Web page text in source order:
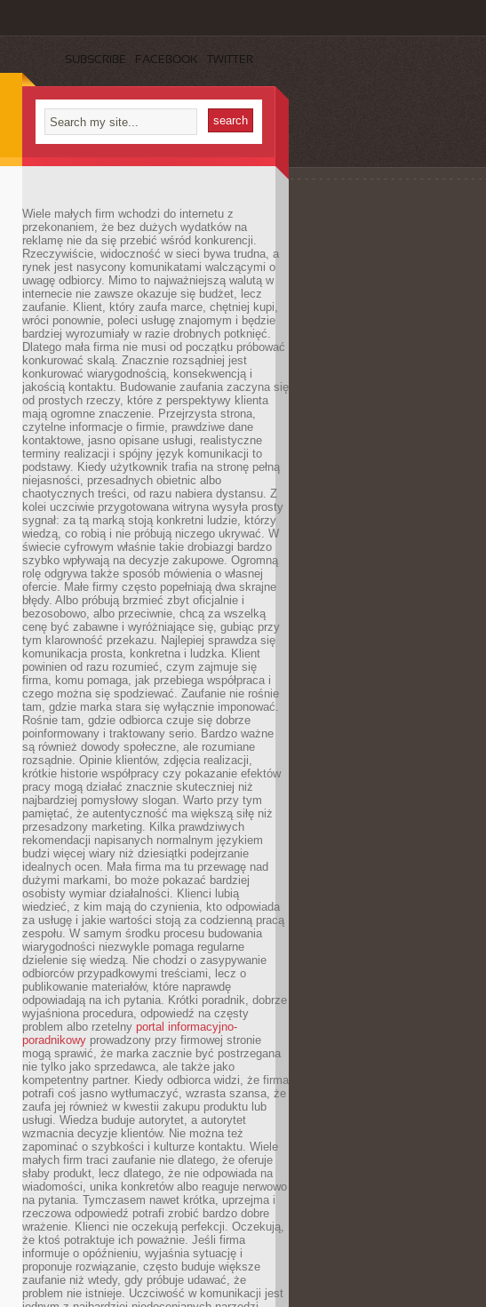
SUBSCRIBE FACEBOOK TWITTER
Wiele małych firm wchodzi do internetu z
przekonaniem, że bez dużych wydatków na
reklamę nie da się przebić wśród konkurencji.
Rzeczywiście, widoczność w sieci bywa trudna, a
rynek jest nasycony komunikatami walczącymi o
uwagę odbiorcy. Mimo to najważniejszą walutą w
internecie nie zawsze okazuje się budżet, lecz
zaufanie. Klient, który zaufa marce, chętniej kupi,
wróci ponownie, poleci usługę znajomym i będzie
bardziej wyrozumiały w razie drobnych potknięć.
Dlatego mała firma nie musi od początku próbować
konkurować skalą. Znacznie rozsądniej jest
konkurować wiarygodnością, konsekwencją i
jakością kontaktu. Budowanie zaufania zaczyna się
od prostych rzeczy, które z perspektywy klienta
mają ogromne znaczenie. Przejrzysta strona,
czytelne informacje o firmie, prawdziwe dane
kontaktowe, jasno opisane usługi, realistyczne
terminy realizacji i spójny język komunikacji to
podstawy. Kiedy użytkownik trafia na stronę pełną
niejasności, przesadnych obietnic albo
chaotycznych treści, od razu nabiera dystansu. Z
kolei uczciwie przygotowana witryna wysyła prosty
sygnał: za tą marką stoją konkretni ludzie, którzy
wiedzą, co robią i nie próbują niczego ukrywać. W
świecie cyfrowym właśnie takie drobiazgi bardzo
szybko wpływają na decyzje zakupowe. Ogromną
rolę odgrywa także sposób mówienia o własnej
ofercie. Małe firmy często popełniają dwa skrajne
błędy. Albo próbują brzmieć zbyt oficjalnie i
bezosobowo, albo przeciwnie, chcą za wszelką
cenę być zabawne i wyróżniające się, gubiąc przy
tym klarowność przekazu. Najlepiej sprawdza się
komunikacja prosta, konkretna i ludzka. Klient
powinien od razu rozumieć, czym zajmuje się
firma, komu pomaga, jak przebiega współpraca i
czego można się spodziewać. Zaufanie nie rośnie
tam, gdzie marka stara się wyłącznie imponować.
Rośnie tam, gdzie odbiorca czuje się dobrze
poinformowany i traktowany serio. Bardzo ważne
są również dowody społeczne, ale rozumiane
rozsądnie. Opinie klientów, zdjęcia realizacji,
krótkie historie współpracy czy pokazanie efektów
pracy mogą działać znacznie skuteczniej niż
najbardziej pomysłowy slogan. Warto przy tym
pamiętać, że autentyczność ma większą siłę niż
przesadzony marketing. Kilka prawdziwych
rekomendacji napisanych normalnym językiem
budzi więcej wiary niż dziesiątki podejrzanie
idealnych ocen. Mała firma ma tu przewagę nad
dużymi markami, bo może pokazać bardziej
osobisty wymiar działalności. Klienci lubią
wiedzieć, z kim mają do czynienia, kto odpowiada
za usługę i jakie wartości stoją za codzienną pracą
zespołu. W samym środku procesu budowania
wiarygodności niezwykle pomaga regularne
dzielenie się wiedzą. Nie chodzi o zasypywanie
odbiorców przypadkowymi treściami, lecz o
publikowanie materiałów, które naprawdę
odpowiadają na ich pytania. Krótki poradnik, dobrze
wyjaśniona procedura, odpowiedź na częsty
problem albo rzetelny portal informacyjno-
poradnikowy prowadzony przy firmowej stronie
mogą sprawić, że marka zacznie być postrzegana
nie tylko jako sprzedawca, ale także jako
kompetentny partner. Kiedy odbiorca widzi, że firma
potrafi coś jasno wytłumaczyć, wzrasta szansa, że
zaufa jej również w kwestii zakupu produktu lub
usługi. Wiedza buduje autorytet, a autorytet
wzmacnia decyzje klientów. Nie można też
zapominać o szybkości i kulturze kontaktu. Wiele
małych firm traci zaufanie nie dlatego, że oferuje
słaby produkt, lecz dlatego, że nie odpowiada na
wiadomości, unika konkretów albo reaguje nerwowo
na pytania. Tymczasem nawet krótka, uprzejma i
rzeczowa odpowiedź potrafi zrobić bardzo dobre
wrażenie. Klienci nie oczekują perfekcji. Oczekują,
że ktoś potraktuje ich poważnie. Jeśli firma
informuje o opóźnieniu, wyjaśnia sytuację i
proponuje rozwiązanie, często buduje większe
zaufanie niż wtedy, gdy próbuje udawać, że
problem nie istnieje. Uczciwość w komunikacji jest